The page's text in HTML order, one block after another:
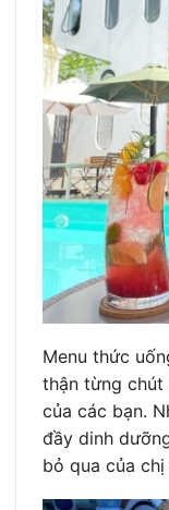
Menu thức
thận từng chút
của các bạn.
đầy dinh
bỏ qua của